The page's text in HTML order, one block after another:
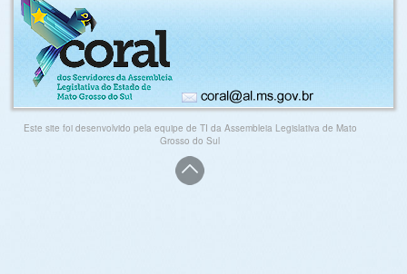
Este site foi desenvolvido pela equipe de TI da Assembleia Legislativa de Mato
Grosso do Sul